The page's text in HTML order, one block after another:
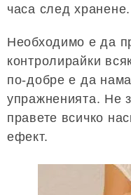
часа след хранене.
Необходимо е да
контролирайки
по-добре е да
упражненията. Не
правете всичко
ефект.